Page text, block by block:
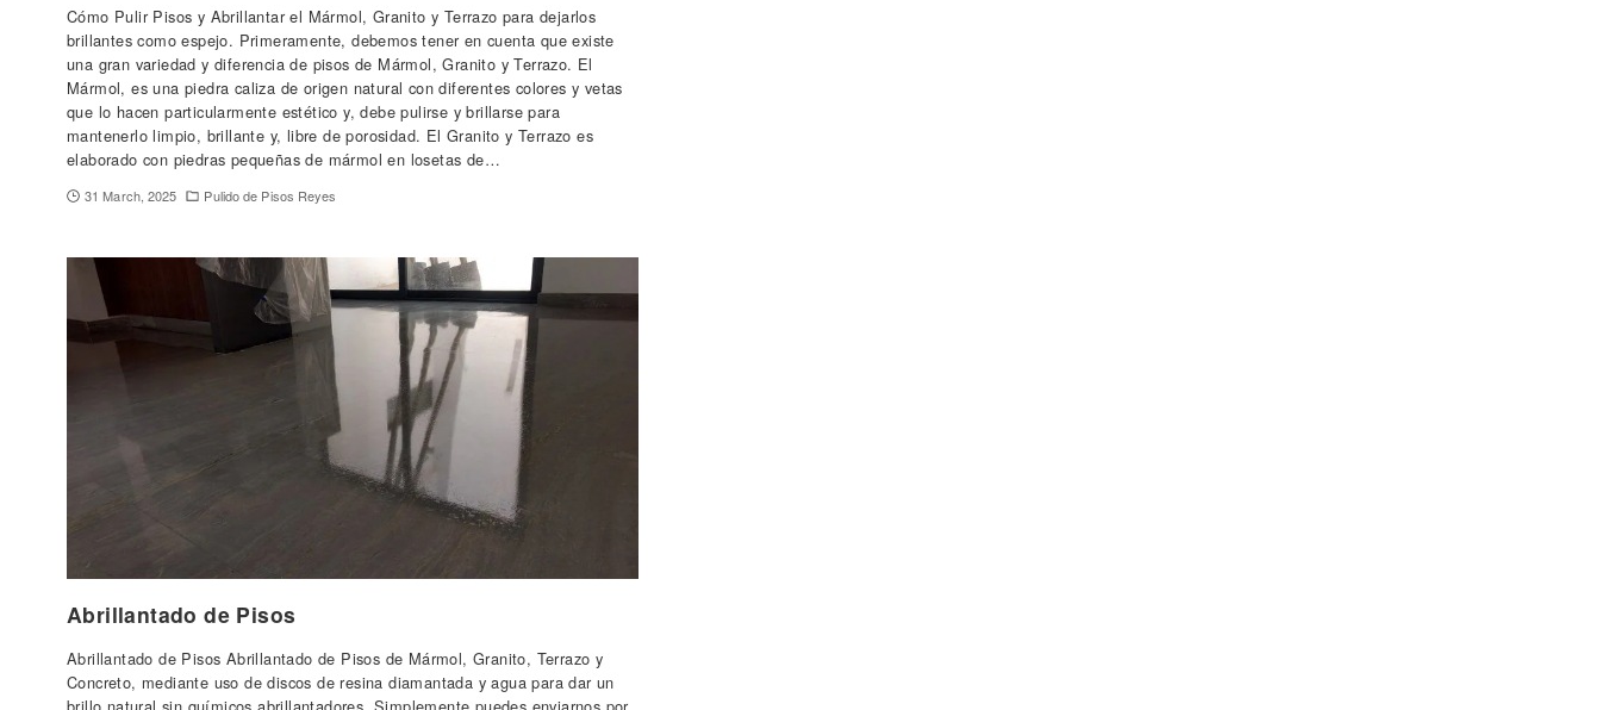
Cómo Pulir Pisos y Abrillantar el Mármol, Granito y Terrazo para dejarlos
brillantes como espejo. Primeramente, debemos tener en cuenta que existe
una gran variedad y diferencia de pisos de Mármol, Granito y Terrazo. El
Mármol, es una piedra caliza de origen natural con diferentes colores y vetas
que lo hacen particularmente estético y, debe pulirse y brillarse para
mantenerlo limpio, brillante y, libre de porosidad. El Granito y Terrazo es
elaborado con piedras pequeñas de mármol en losetas de…
31 March, 2025 Pulido de Pisos Reyes
Abrillantado de Pisos
Abrillantado de Pisos Abrillantado de Pisos de Mármol, Granito, Terrazo y
Concreto, mediante uso de discos de resina diamantada y agua para dar un